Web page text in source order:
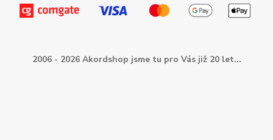
2006 - 2026 Akordshop jsme tu pro Vás již 20 let...